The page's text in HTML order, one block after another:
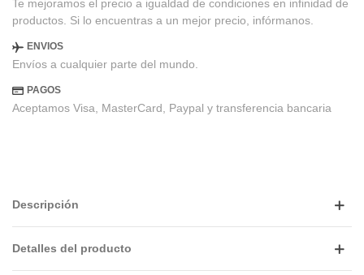
Te mejoramos el precio a igualdad de condiciones en infinidad de
productos. Si lo encuentras a un mejor precio, infórmanos.
ENVIOS
Envíos a cualquier parte del mundo.
PAGOS
Aceptamos Visa, MasterCard, Paypal y transferencia bancaria
Descripción
Detalles del producto